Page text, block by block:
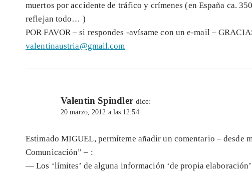
muertos por accidente de tráfico y crímenes (en España ca.
reflejan todo… )
POR FAVOR – si respondes -avísame con un e-mail –
valentinaustria@gmail.com
Valentin Spindler dice:
20 marzo, 2012 a las 12:54
Estimado MIGUEL, permíteme añadir un comentario – desde
Comunicación” – :
— Los ‘límites’ de alguna información ‘de propia